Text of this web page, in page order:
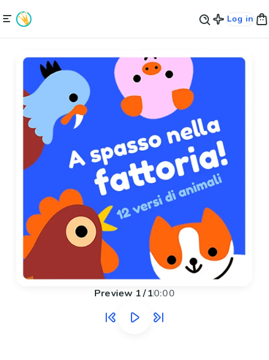
Log in
Preview 1/10:00